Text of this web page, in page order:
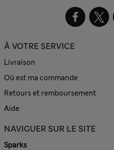
À VOTRE SERVICE
Livraison
Où est ma commande
Retours et remboursement
Aide
NAVIGUER SUR LE SITE
Sparks